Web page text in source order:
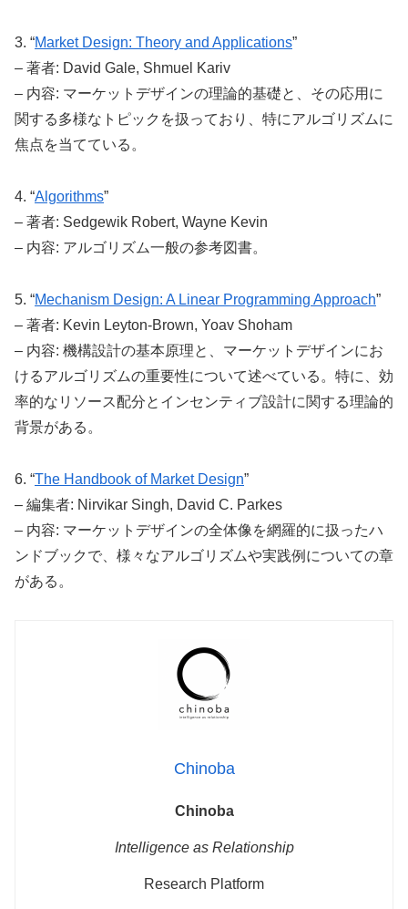
3. “Market Design: Theory and Applications”
– 著者: David Gale, Shmuel Kariv
– 内容: マーケットデザインの理論的基礎と、その応用に
関する多様なトピックを扱っており、特にアルゴリズムに
焦点を当てている。
4. “Algorithms”
– 著者: Sedgewik Robert, Wayne Kevin
– 内容: アルゴリズム一般の参考図書。
5. “Mechanism Design: A Linear Programming Approach”
– 著者: Kevin Leyton-Brown, Yoav Shoham
– 内容: 機構設計の基本原理と、マーケットデザインにお
けるアルゴリズムの重要性について述べている。特に、効
率的なリソース配分とインセンティブ設計に関する理論的
背景がある。
6. “The Handbook of Market Design”
– 編集者: Nirvikar Singh, David C. Parkes
– 内容: マーケットデザインの全体像を網羅的に扱ったハ
ンドブックで、様々なアルゴリズムや実践例についての章
がある。
Chinoba
Chinoba
Intelligence as Relationship
Research Platform